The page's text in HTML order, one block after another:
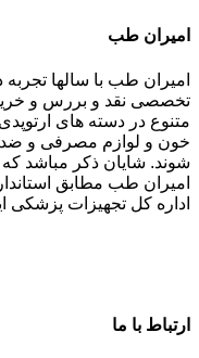
امیران طب
امیران طب با سالها
تخصصی نقد و بررس و
متنوع در دسته های
خون و لوازم مصرفی و ضد
شوند. شایان ذکر مباشد
امیران طب مطابق
اداره کل تجهیزات پزشکی
ارتباط با ما